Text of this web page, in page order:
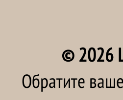
© 2026
Обратите